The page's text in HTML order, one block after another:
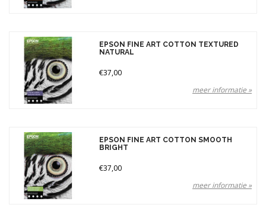
EPSON FINE ART COTTON TEXTURED
NATURAL
€37,00
meer informatie »
EPSON FINE ART COTTON SMOOTH
BRIGHT
€37,00
meer informatie »